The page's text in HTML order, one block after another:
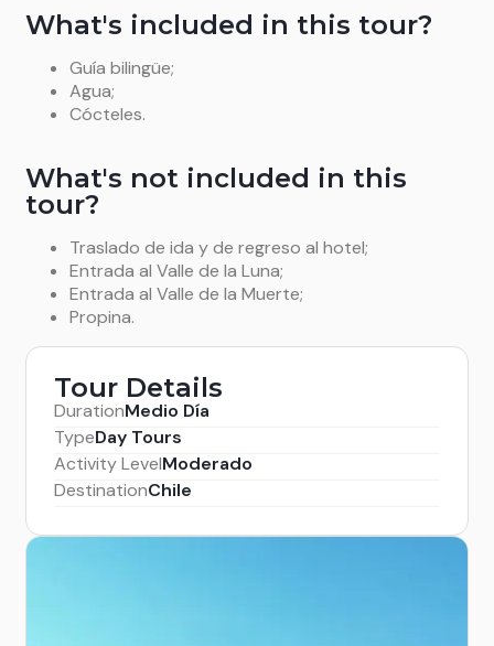
What's included in this tour?
Guía bilingüe;
Agua;
Cócteles.
What's not included in this
tour?
Traslado de ida y de regreso al hotel;
Entrada al Valle de la Luna;
Entrada al Valle de la Muerte;
Propina.
Tour Details
DurationMedio Día
TypeDay Tours
Activity LevelModerado
DestinationChile